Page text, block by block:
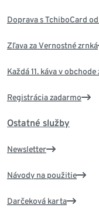
Doprava s TchiboCard
Zľava za Vernostné zrnká
Každá 11. káva v
Registrácia zadarmo
Ostatné služby
Newsletter
Návody na použitie
Darčeková karta